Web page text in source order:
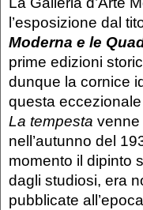
l’esposizione dal
Moderna e le
prime edizioni
dunque la cornice
questa
La tempesta venne
nell’autunno del
momento il dipinto
dagli studiosi, era
pubblicate